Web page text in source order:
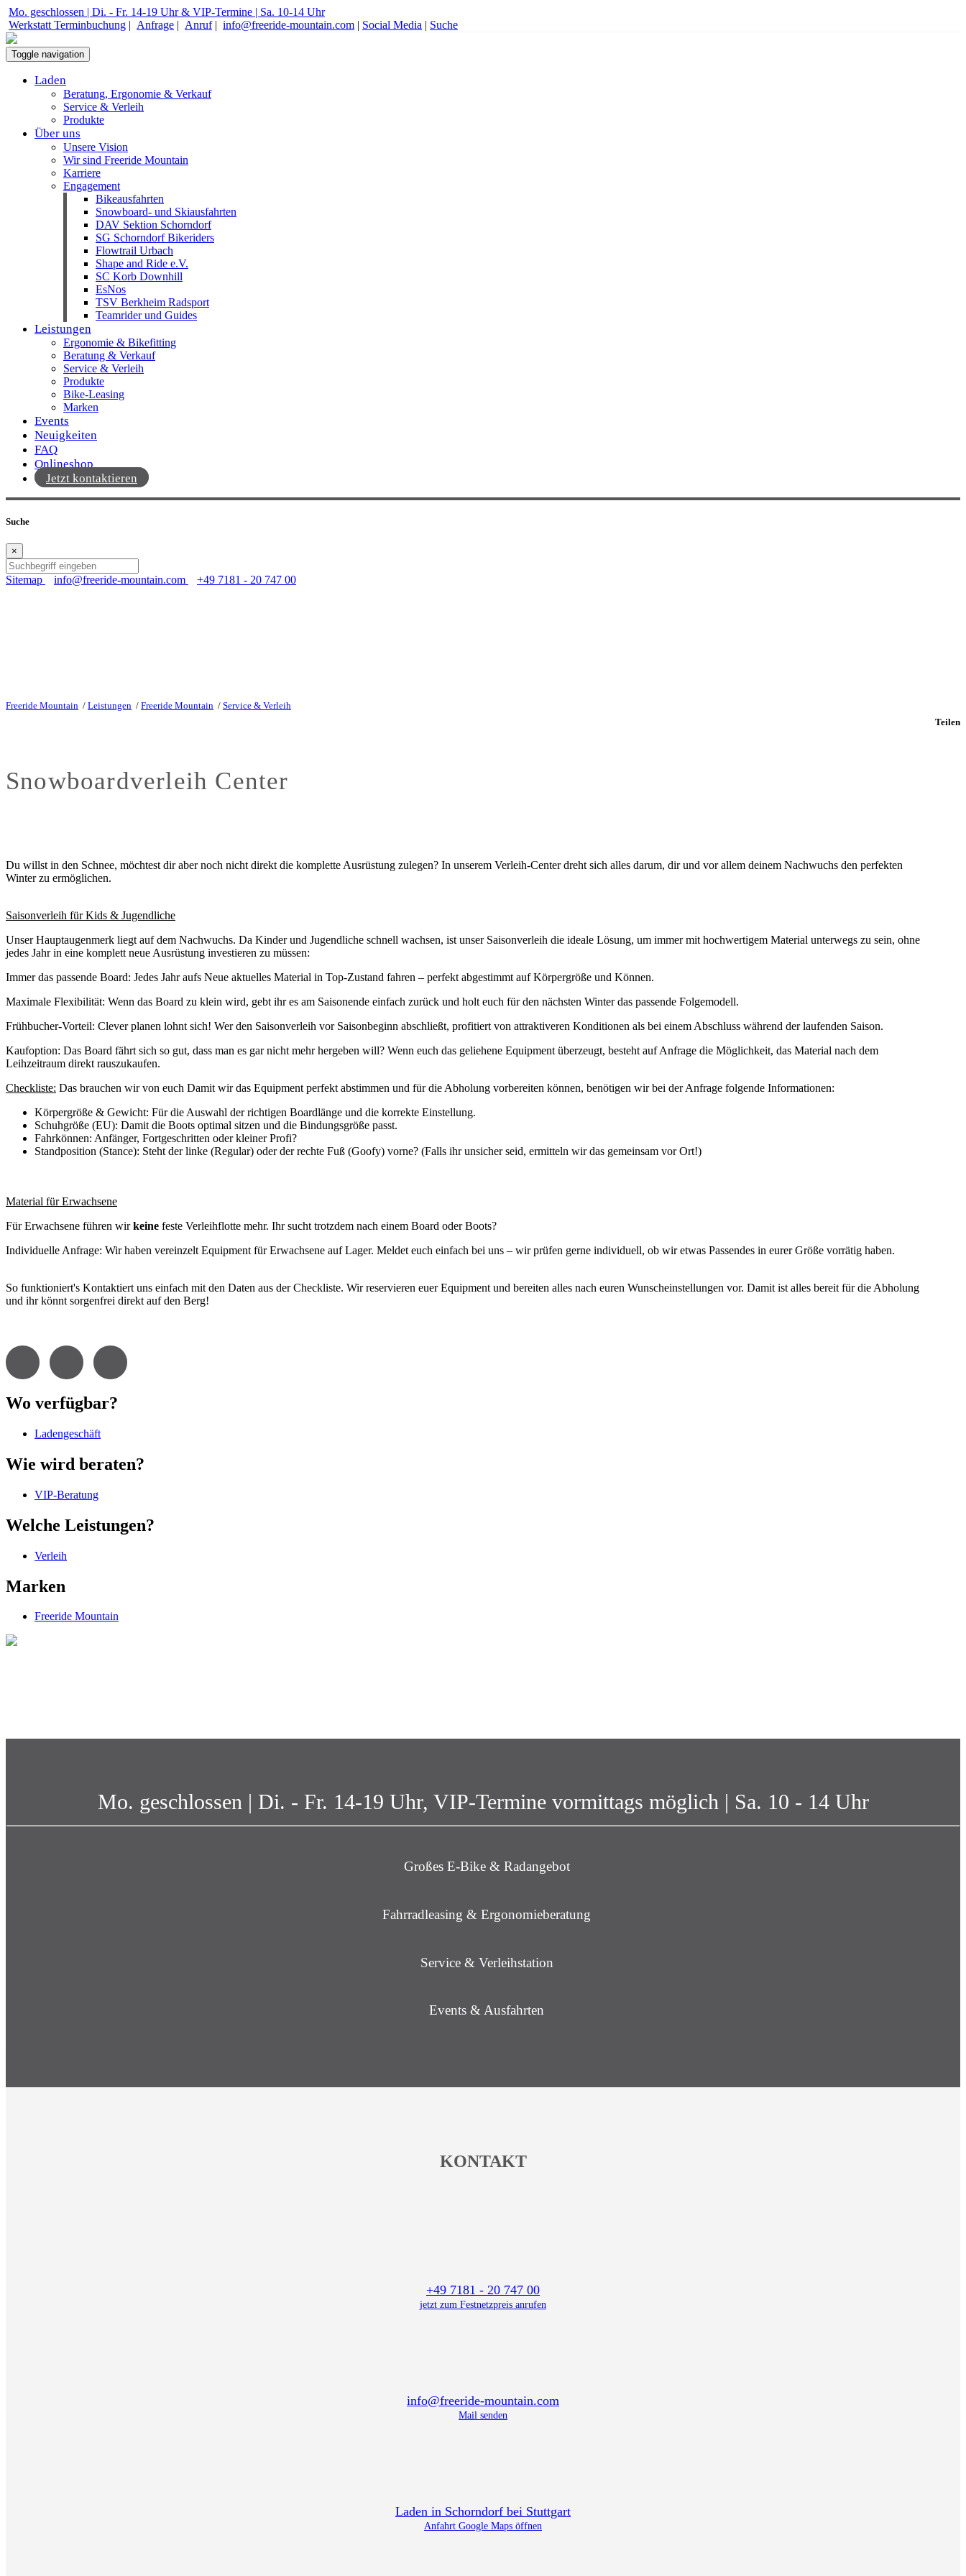
Mo. geschlossen | Di. - Fr. 14-19 Uhr & VIP-Termine | Sa. 10-14 Uhr
Werkstatt Terminbuchung | Anfrage | Anruf| info@freeride-mountain.com | Social Media | Suche
Toggle navigation
Laden
Beratung, Ergonomie & Verkauf
Service & Verleih
Produkte
Über uns
Unsere Vision
Wir sind Freeride Mountain
Karriere
Engagement
Bikeausfahrten
Snowboard- und Skiausfahrten
DAV Sektion Schorndorf
SG Schorndorf Bikeriders
Flowtrail Urbach
Shape and Ride e.V.
SC Korb Downhill
EsNos
TSV Berkheim Radsport
Teamrider und Guides
Leistungen
Ergonomie & Bikefitting
Beratung & Verkauf
Service & Verleih
Produkte
Bike-Leasing
Marken
Events
Neuigkeiten
FAQ
Onlineshop
Jetzt kontaktieren
Suche
×
Sitemap info@freeride-mountain.com +49 7181 - 20 747 00
Freeride Mountain / Leistungen / Freeride Mountain / Service & Verleih
Snowboardverleih Center
Du willst in den Schnee, möchtest dir aber noch nicht direkt die komplette Ausrüstung zulegen? In unserem Verleih-Center dreht sich alles darum, dir und vor allem deinem Nachwuchs den perfekten
Winter zu ermöglichen.
Saisonverleih für Kids & Jugendliche
Unser Hauptaugenmerk liegt auf dem Nachwuchs. Da Kinder und Jugendliche schnell wachsen, ist unser Saisonverleih die ideale Lösung, um immer mit hochwertigem Material unterwegs zu sein, ohne
jedes Jahr in eine komplett neue Ausrüstung investieren zu müssen:
Immer das passende Board: Jedes Jahr aufs Neue aktuelles Material in Top-Zustand fahren – perfekt abgestimmt auf Körpergröße und Können.
Maximale Flexibilität: Wenn das Board zu klein wird, gebt ihr es am Saisonende einfach zurück und holt euch für den nächsten Winter das passende Folgemodell.
Frühbucher-Vorteil: Clever planen lohnt sich! Wer den Saisonverleih vor Saisonbeginn abschließt, profitiert von attraktiveren Konditionen als bei einem Abschluss während der laufenden Saison.
Kaufoption: Das Board fährt sich so gut, dass man es gar nicht mehr hergeben will? Wenn euch das geliehene Equipment überzeugt, besteht auf Anfrage die Möglichkeit, das Material nach dem
Leihzeitraum direkt rauszukaufen.
Checkliste: Das brauchen wir von euch Damit wir das Equipment perfekt abstimmen und für die Abholung vorbereiten können, benötigen wir bei der Anfrage folgende Informationen:
Körpergröße & Gewicht: Für die Auswahl der richtigen Boardlänge und die korrekte Einstellung.
Schuhgröße (EU): Damit die Boots optimal sitzen und die Bindungsgröße passt.
Fahrkönnen: Anfänger, Fortgeschritten oder kleiner Profi?
Standposition (Stance): Steht der linke (Regular) oder der rechte Fuß (Goofy) vorne? (Falls ihr unsicher seid, ermitteln wir das gemeinsam vor Ort!)
Material für Erwachsene
Für Erwachsene führen wirkeine feste Verleihflotte mehr. Ihr sucht trotzdem nach einem Board oder Boots?
Individuelle Anfrage: Wir haben vereinzelt Equipment für Erwachsene auf Lager. Meldet euch einfach bei uns – wir prüfen gerne individuell, ob wir etwas Passendes in eurer Größe vorrätig haben.
So funktioniert's Kontaktiert uns einfach mit den Daten aus der Checkliste. Wir reservieren euer Equipment und bereiten alles nach euren Wunscheinstellungen vor. Damit ist alles bereit für die Abholung
und ihr könnt sorgenfrei direkt auf den Berg!
Wo verfügbar?
Ladengeschäft
Wie wird beraten?
VIP-Beratung
Welche Leistungen?
Verleih
Marken
Freeride Mountain
Teilen
Mo. geschlossen | Di. - Fr. 14-19 Uhr, VIP-Termine vormittags möglich | Sa. 10 - 14 Uhr
Großes E-Bike & Radangebot
Fahrradleasing & Ergonomieberatung
Service & Verleihstation
Events & Ausfahrten
KONTAKT
+49 7181 - 20 747 00
jetzt zum Festnetzpreis anrufen
info@freeride-mountain.com
Mail senden
Laden in Schorndorf bei Stuttgart
Anfahrt Google Maps öffnen